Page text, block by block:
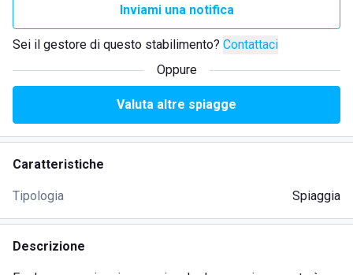
Inviami una notifica
Sei il gestore di questo stabilimento? Contattaci
Oppure
Valuta altre spiagge
Caratteristiche
Tipologia Spiaggia
Descrizione